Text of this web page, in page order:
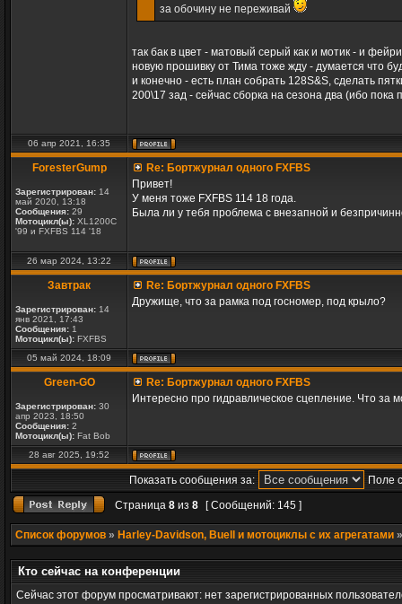
за обочину не переживай
так бак в цвет - матовый серый как и мотик - и
новую прошивку от Тима тоже жду - думается что
и конечно - есть план собрать 128S&S, сделать
200\17 зад - сейчас сборка на сезона два (ибо
06 апр 2021, 16:35
ForesterGump
Зарегистрирован: 14
май 2020, 13:18
Сообщения: 29
Мотоцикл(ы): XL1200C
'99 и FXFBS 114 '18
Re: Бортжурнал одного FXFBS
Привет!
У меня тоже FXFBS 114 18 года.
Была ли у тебя проблема с внезапной и
26 мар 2024, 13:22
Завтрак
Зарегистрирован: 14
янв 2021, 17:43
Сообщения: 1
Мотоцикл(ы): FXFBS
Re: Бортжурнал одного FXFBS
Дружище, что за рамка под госномер, под крыло?
05 май 2024, 18:09
Green-GO
Зарегистрирован: 30
апр 2023, 18:50
Сообщения: 2
Мотоцикл(ы): Fat Bob
Re: Бортжурнал одного FXFBS
Интересно про гидравлическое сцепление. Что за
28 авг 2025, 19:52
Показать сообщения за:
Поле
Страница 8 из 8 [ Сообщений: 145 ]
Список форумов » Harley-Davidson, Buell и мотоциклы с их агрегатами
Кто сейчас на конференции
Сейчас этот форум просматривают: нет зарегистрированных